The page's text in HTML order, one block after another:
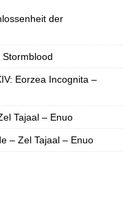
der
Stormblood
Eorzea Incognita –
Tajaal – Enuo
– Zel Tajaal – Enuo